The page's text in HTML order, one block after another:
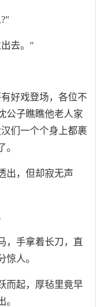
去。"
好戏登场，各位不
公子瞧瞧他老人家
们一个个身上都裹
。
出，但却寂无声
，手拿着长刀，直
惊人。
而起，厚毡里竟早
。